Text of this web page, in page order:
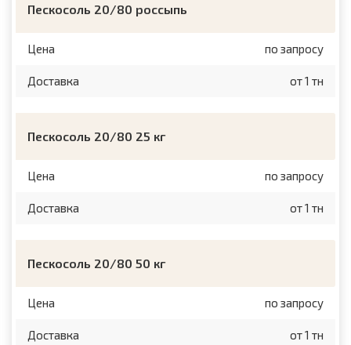
Пескосоль 20/80 россыпь
Цена по запросу
Доставка от 1 тн
Пескосоль 20/80 25 кг
Цена по запросу
Доставка от 1 тн
Пескосоль 20/80 50 кг
Цена по запросу
Доставка от 1 тн